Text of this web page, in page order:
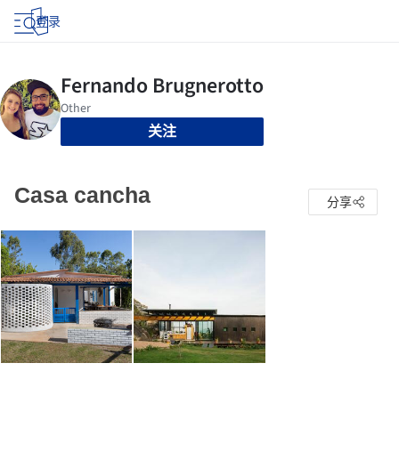
登录
关注
Casa cancha 分享